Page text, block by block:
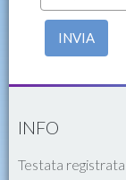
INVIA
INFO
Testata